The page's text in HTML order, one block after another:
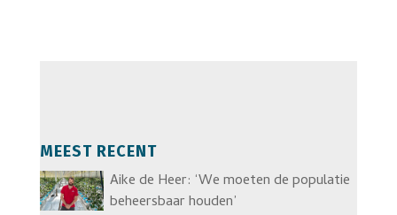
MEEST RECENT
Aike de Heer: ‘We moeten de populatie
beheersbaar houden’